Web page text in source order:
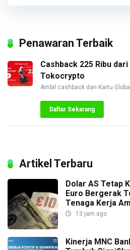
Penawaran Terbaik
Cashback 225 Ribu
Tokocrypto
Ambil cashback dan Kartu
Daftar Sekarang
Artikel Terbaru
Dolar AS Tetap
Euro Bergerak
Tenaga Kerja
13 jam ago
Kinerja MNC